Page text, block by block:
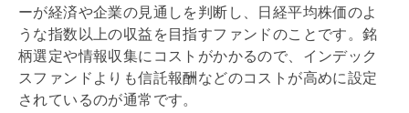
ーが経済や企業の見通しを判断し、日経平均株価のよ
うな指数以上の収益を目指すファンドのことです。銘
柄選定や情報収集にコストがかかるので、インデック
スファンドよりも信託報酬などのコストが高めに設定
されているのが通常です。